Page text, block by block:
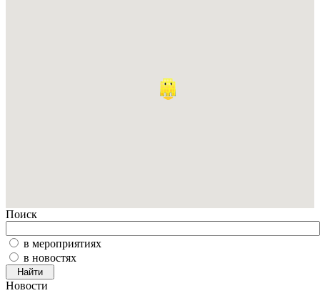
Поиск
в мероприятиях
в новостях
Новости